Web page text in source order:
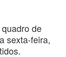
de
sexta-feira,